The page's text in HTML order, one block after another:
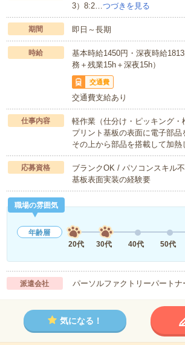
3）8:2… つづきを見る
期間 即日～長期
時給
基本時給1450円・深夜時給
務＋残業15h＋深夜15h）
交通費
交通費支給あり
仕事内容
軽作業（仕分け・ピッキング・
プリント基板の表面に電子部
その上から部品を搭載して加熱
応募資格
ブランクOK / パソコンスキル
基板表面実装の経験要
職場の雰囲気
年齢層
20代
30代 40代 50代
派遣会社 パーソルファクトリーパートナ
気になる！